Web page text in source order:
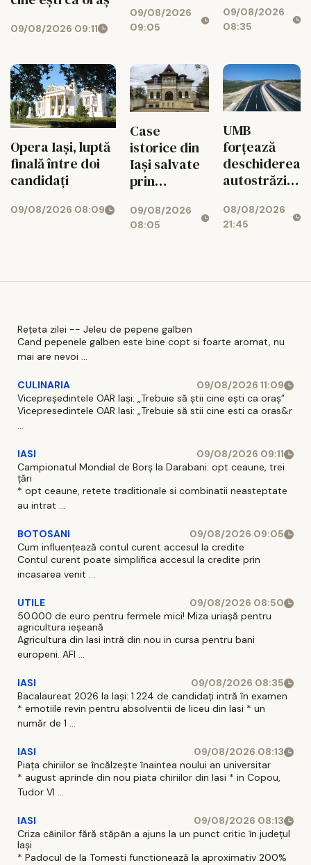
09/08/2026 09:11
trei țări
09/08/2026
09:05
pentru
agricultura
09/08/2026
08:35
Opera Iași, luptă
finală între doi
candidați
09/08/2026 08:09
Case
istorice din
Iași salvate
prin
clinici și
birouri
09/08/2026
08:05
UMB
forțează
deschiderea
autostrăzii
la Bacău
08/08/2026
21:45
Rețeta zilei -- Jeleu de pepene galben
Cand pepenele galben este bine copt si foarte aromat, nu
mai are nevoi ...
CULINARIA
09/08/2026 11:09
Vicepreședintele OAR Iași: „Trebuie să știi cine ești ca oraș”
Vicepresedintele OAR Iasi: „Trebuie să stii cine esti ca oras&r
...
IASI
09/08/2026 09:11
Campionatul Mondial de Borș la Darabani: opt ceaune, trei
țări
* opt ceaune, retete traditionale si combinatii neasteptate
au intrat ...
BOTOSANI
09/08/2026 09:05
Cum influențează contul curent accesul la credite
Contul curent poate simplifica accesul la credite prin
incasarea venit ...
UTILE
09/08/2026 08:50
50.000 de euro pentru fermele mici! Miza uriașă pentru
agricultura ieșeană
Agricultura din Iasi intră din nou in cursa pentru bani
europeni. AFI ...
IASI
09/08/2026 08:35
Bacalaureat 2026 la Iași: 1.224 de candidați intră în examen
* emotiile revin pentru absolventii de liceu din Iasi * un
număr de 1 ...
IASI
09/08/2026 08:13
Piața chiriilor se încălzește înaintea noului an universitar
* august aprinde din nou piata chiriilor din Iasi * in Copou,
Tudor Vl ...
IASI
09/08/2026 08:13
Criza câinilor fără stăpân a ajuns la un punct critic în județul
Iași
* Padocul de la Tomesti functionează la aproximativ 200%